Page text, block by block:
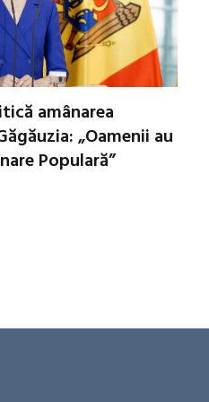
amânarea
„Oamenii au
Populară”